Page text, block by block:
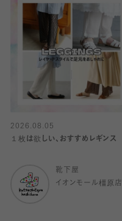
2026.08.05
１枚は欲しい、おすすめレギンス
靴下屋
イオンモール橿原店